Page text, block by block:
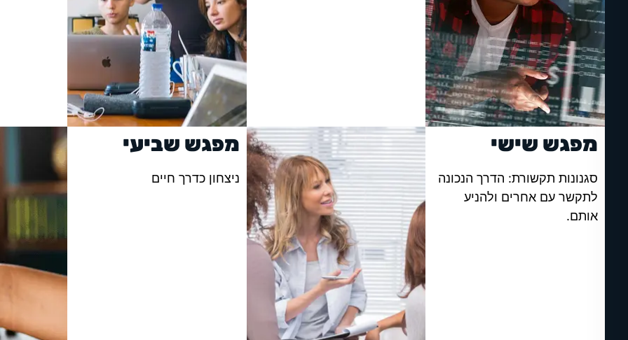
מפגש שישי
סגנונות תקשורת: הדרך הנכונה
לתקשר עם אחרים ולהניע
אותם.
מפגש שביעי
ניצחון כדרך חיים